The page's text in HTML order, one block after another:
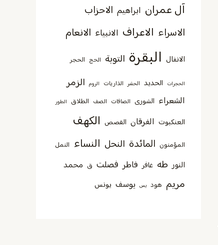
آل عمران ابراهيم الاحزاب
الاسراء الاعراف الانبياء الانعام
الانفال البقرة التوبة الحج الحجر
الحجرات الحديد الحشر الذاريات الروم الزمر
الشعراء الشورى الصافات الصف الطلاق الطور
العنكبوت الفرقان القصص الكهف
المؤمنون المائدة النحل النساء النمل
النور طه غافر فاطر فصلت ق محمد
مريم هود يس يوسف يونس